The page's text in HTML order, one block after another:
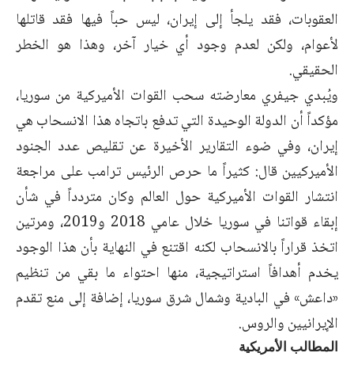
العقوبات، فقد يلجأ إلى إيران، ليس حباً فيها فقد قاتلها
لأعوام، ولكن ‏لعدم وجود أي خيار آخر، وهذا هو الخطر
الحقيقي.‏
ويُبدي جيفري معارضته سحب القوات الأميركية من سوريا،
مؤكداً أن الدولة الوحيدة التي تدفع باتجاه ‏هذا الانسحاب هي
إيران، وفي ضوء التقارير الأخيرة عن تقليص عدد الجنود
الأميركيين قال: كثيراً ما ‏حرص الرئيس ترامب على مراجعة
انتشار القوات الأميركية حول العالم وكان متردداً في شأن
إبقاء ‏قواتنا في سوريا خلال عامي 2018 و2019، ومرتين
اتخذ قراراً بالانسحاب لكنه اقتنع في النهاية بأن ‏هذا الوجود
يخدم أهدافاً استراتيجية، منها احتواء ما بقي من تنظيم
«داعش» في البادية وشمال شرق ‏سوريا، إضافة إلى منع تقدم
الإيرانيين والروس.‏
المطالب الأمريكية